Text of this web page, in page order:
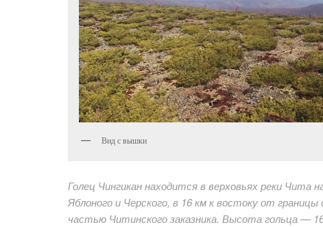
Вид с вышки
Голец Чингикан находится в верховьях реки Чита
Яблоного и Черского, в 16 км к востоку от
частью Читинского заказника. Высота гольца —